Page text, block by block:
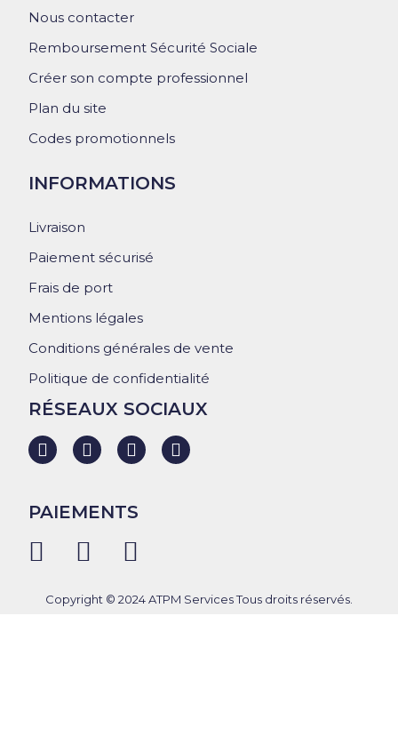
Nous contacter
Remboursement Sécurité Sociale
Créer son compte professionnel
Plan du site
Codes promotionnels
INFORMATIONS
Livraison
Paiement sécurisé
Frais de port
Mentions légales
Conditions générales de vente
Politique de confidentialité
RÉSEAUX SOCIAUX
PAIEMENTS
Copyright © 2024 ATPM Services Tous droits réservés.